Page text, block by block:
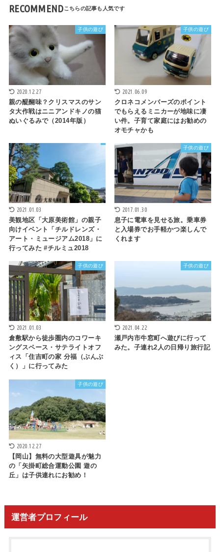
RECOMMEND
子供の遊び
2020.12.27
親の醍醐味？クリスマスのサン
タ大作戦はニニアンドキノの猫
ぬいぐるみで（2014年版）
子供の遊び
2021.06.09
クロネコメンバーズのポイント
でもらえるミニカーが地味に凄
い件。子育て家庭にはお勧めの
オモチャかも
2021.01.03
美観地区「大原美術館」の親子
向けイベント「チルドレンズ・
アート・ミュージアム2018」に
行ってみた #チルミュ2018
子供の遊び
2017.01.30
息子に電車を見せる旅。乗車券
と入場券でお手軽かつ楽しんで
くれます
子供の遊び
2021.01.03
倉敷駅から徒歩圏内のコワーキ
ングスペース・サテライトオフ
ィス「住吉町の家 分福（ぶんぶ
く）」に行ってみた
子供の遊び
2021.04.22
瀬戸内市牛窓町へ遊びに行って
みた。子連れ2人の日帰り旅行記
子供の遊び
2020.12.27
【岡山】無料の大型遊具が魅力
の「矢掛町総合運動公園 遊の
丘」は子供連れにお勧め！
運営者プロフィール